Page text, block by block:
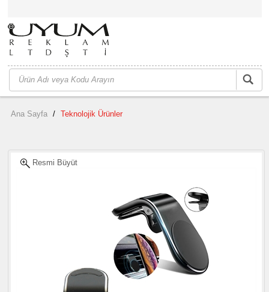
Ana Sayfa / Teknolojik Ürünler
Resmi Büyüt